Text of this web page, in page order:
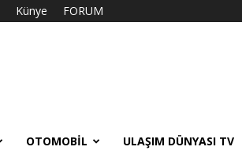
Künye FORUM
OTOMOBIL ULAŞIM DÜNYASI TV